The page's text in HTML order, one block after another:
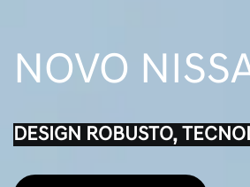
NOVO
DESIGN ROBUSTO,